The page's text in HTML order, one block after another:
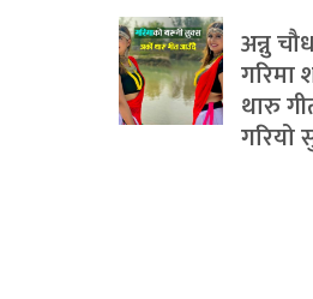
अन्नु
गरिमा
थारु
गरियो